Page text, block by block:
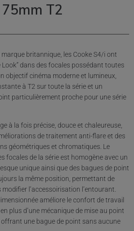
T2
marque britannique, les Cooke S4/i ont
Look” dans des focales possédant toutes
objectif cinéma moderne et lumineux,
à T2 sur toute la série et un
particulièrement proche pour une série
à la fois précise, douce et chaleureuse,
de traitement anti-flare et des
géométriques et chromatiques. Le
focales de la série est homogène avec un
unique ainsi que des bagues de point
la même position, permettant de
l’accessoirisation l’entourant.
améliore le confort de travail
plus d’une mécanique de mise au point
une bague de point sans aucune